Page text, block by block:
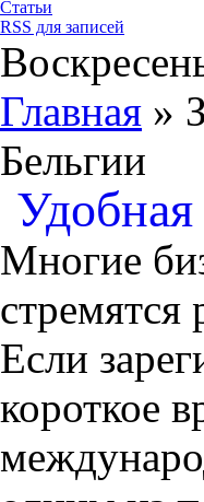
Статьи
RSS для записей
Главная »
Бельгии
Многие
стремятся
Если
короткое